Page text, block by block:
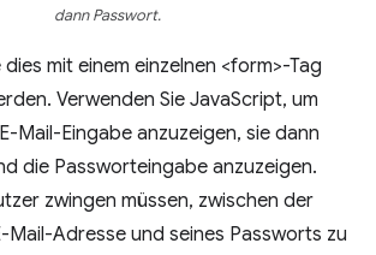
dann Passwort.
mit einem einzelnen <form>-Tag
Verwenden Sie JavaScript, um
Mail-Eingabe anzuzeigen, sie dann
die Passworteingabe anzuzeigen.
zwingen müssen, zwischen der
Mail-Adresse und seines Passworts zu